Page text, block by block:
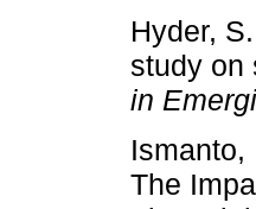
Hyder,
study on
in
Ismanto,
The